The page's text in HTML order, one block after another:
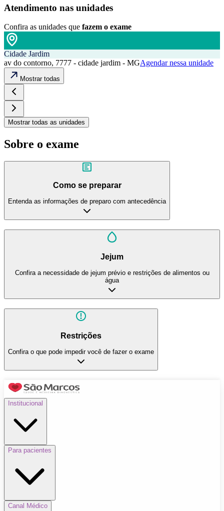
Atendimento nas unidades
Confira as unidades que fazem o exame
Cidade Jardim
av do contorno, 7777 - cidade jardim - MGAgendar nessa unidade
Mostrar todas
Mostrar todas as unidades
Sobre o exame
Como se preparar
Entenda as informações de preparo com antecedência
Jejum
Confira a necessidade de jejum prévio e restrições de alimentos ou
água
Restrições
Confira o que pode impedir você de fazer o exame
Institucional
Para pacientes
Canal Médico